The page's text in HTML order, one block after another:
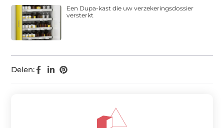
Delen:
Een Dupa-kast die uw verzekeringsdossier
versterkt